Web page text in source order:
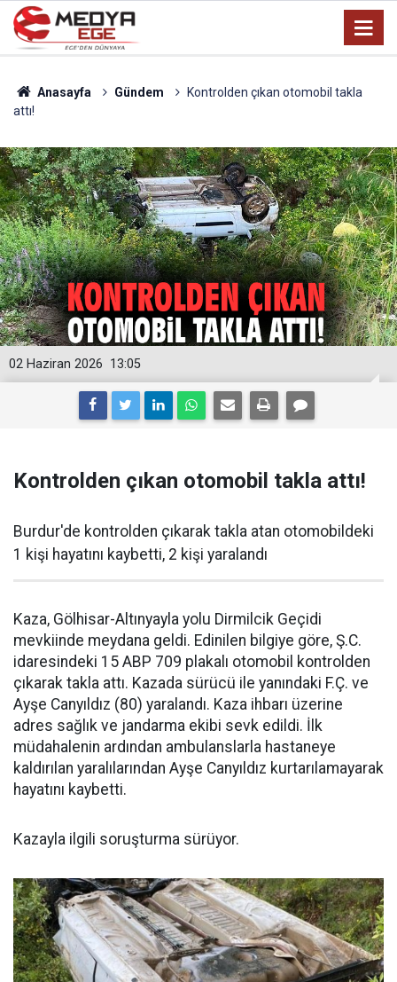
Anasayfa Gündem
Kontrolden çıkan otomobil takla
attı!
13:05
02 Haziran 2026
Kontrolden çıkan otomobil takla attı!
Burdur'de kontrolden çıkarak takla atan otomobildeki
1 kişi hayatını kaybetti, 2 kişi yaralandı
Kaza, Gölhisar-Altınyayla yolu Dirmilcik Geçidi
mevkiinde meydana geldi. Edinilen bilgiye göre, Ş.C.
idaresindeki 15 ABP 709 plakalı otomobil kontrolden
çıkarak takla attı. Kazada sürücü ile yanındaki F.Ç. ve
Ayşe Canyıldız (80) yaralandı. Kaza ihbarı üzerine
adres sağlık ve jandarma ekibi sevk edildi. İlk
müdahalenin ardından ambulanslarla hastaneye
kaldırılan yaralılarından Ayşe Canyıldız kurtarılamayarak
hayatını kaybetti.
Kazayla ilgili soruşturma sürüyor.